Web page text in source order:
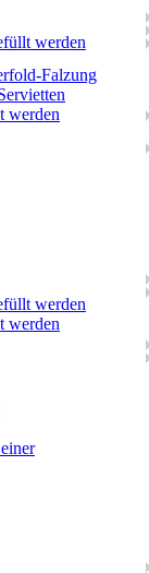
werden
Falzung
werden
werden
werden